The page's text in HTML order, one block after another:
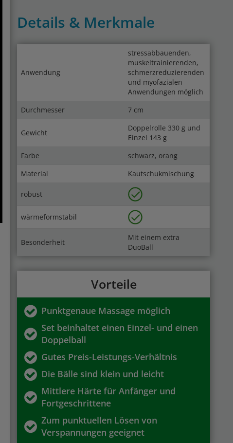
Details & Merkmale
Anwendung
stressabbauenden,
muskeltrainierenden,
schmerzreduzierenden
und myofazialen
Anwendungen möglich
Durchmesser
7 cm
Gewicht
Doppelrolle 330 g und
Einzel 143 g
Farbe
schwarz, orang
Material
Kautschukmischung
robust
wärmeformstabil
Besonderheit
Mit einem extra
DuoBall
Vorteile
Punktgenaue Massage möglich
Set beinhaltet einen Einzel- und einen
Doppelball
Gutes Preis-Leistungs-Verhältnis
Die Bälle sind klein und leicht
Mittlere Härte für Anfänger und
Fortgeschrittene
Zum punktuellen Lösen von
Verspannungen geeignet